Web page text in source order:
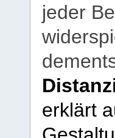
jeder
erklärt